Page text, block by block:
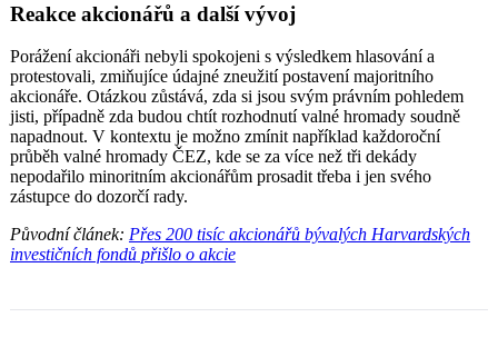
Reakce akcionářů a další vývoj
Porážení akcionáři nebyli spokojeni s výsledkem hlasování a
protestovali, zmiňujíce údajné zneužití postavení majoritního
akcionáře. Otázkou zůstává, zda si jsou svým právním pohledem
jisti, případně zda budou chtít rozhodnutí valné hromady soudně
napadnout. V kontextu je možno zmínit například každoroční
průběh valné hromady ČEZ, kde se za více než tři dekády
nepodařilo minoritním akcionářům prosadit třeba i jen svého
zástupce do dozorčí rady.
Původní článek: Přes 200 tisíc akcionářů bývalých Harvardských
investičních fondů přišlo o akcie